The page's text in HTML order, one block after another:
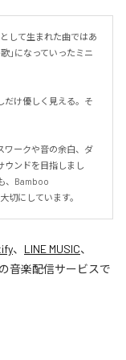
して生まれた曲ではあ
」になっていったミニ
だけ優しく見える。そ
ワークや音の余白、ダ
ウンドを目指しまし
、Bamboo
切にしています。
、 LINE MUSIC、
音楽配信サービスで